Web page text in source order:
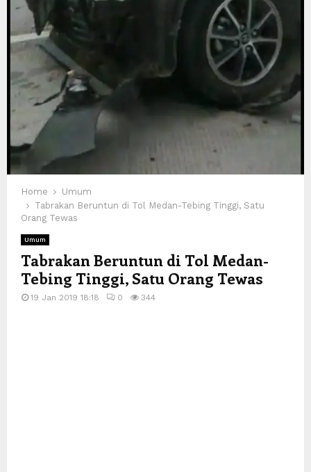
Home
Umum
Tabrakan Beruntun di Tol Medan-Tebing Tinggi, Satu
Orang Tewas
Umum
Tabrakan Beruntun di Tol Medan-
Tebing Tinggi, Satu Orang Tewas
19 Jan 2019 18:18 0 344